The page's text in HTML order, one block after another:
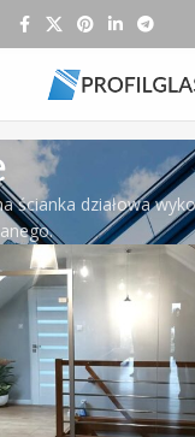
ścianka działowa